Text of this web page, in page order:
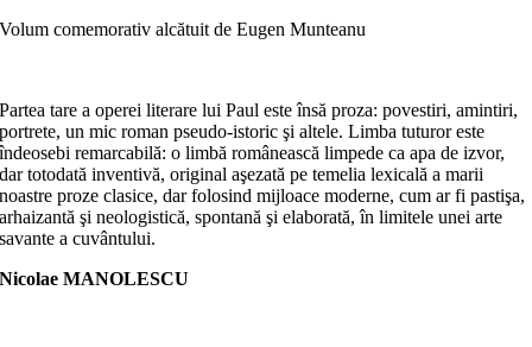
Volum comemorativ alcătuit de Eugen Munteanu
Partea tare a operei literare lui Paul este însă proza: povestiri, amintiri,
portrete, un mic roman pseudo-istoric şi altele. Limba tuturor este
îndeosebi remarcabilă: o limbă românească limpede ca apa de izvor,
dar totodată inventivă, original aşezată pe temelia lexicală a marii
noastre proze clasice, dar folosind mijloace moderne, cum ar fi pastişa,
arhaizantă şi neologistică, spontană şi elaborată, în limitele unei arte
savante a cuvântului.
Nicolae MANOLESCU